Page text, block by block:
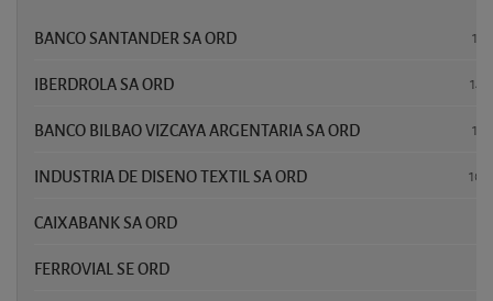
BANCO SANTANDER SA ORD
IBERDROLA SA ORD
BANCO BILBAO VIZCAYA ARGENTARIA SA ORD
INDUSTRIA DE DISENO TEXTIL SA ORD
CAIXABANK SA ORD
FERROVIAL SE ORD